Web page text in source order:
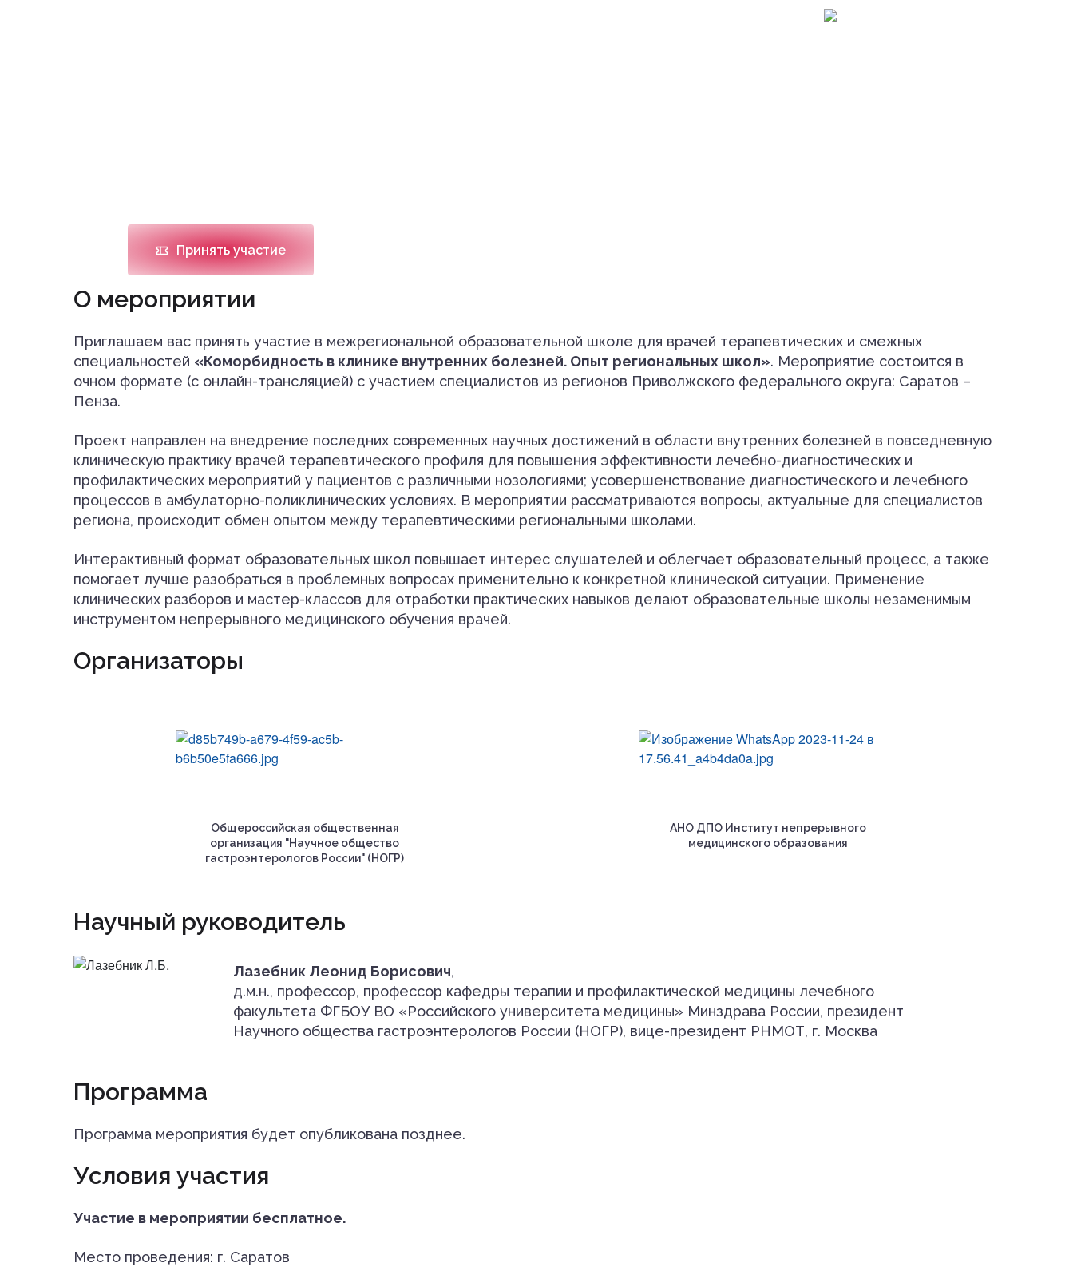
Принять участие
О мероприятии
Приглашаем вас принять участие в межрегиональной образовательной школе для врачей терапевтических и смежных
специальностей «Коморбидность в клинике внутренних болезней. Опыт региональных школ». Мероприятие состоится в
очном формате (с онлайн-трансляцией) с участием специалистов из регионов Приволжского федерального округа: Саратов –
Пенза.
Проект направлен на внедрение последних современных научных достижений в области внутренних болезней в повседневную
клиническую практику врачей терапевтического профиля для повышения эффективности лечебно-диагностических и
профилактических мероприятий у пациентов с различными нозологиями; усовершенствование диагностического и лечебного
процессов в амбулаторно-поликлинических условиях. В мероприятии рассматриваются вопросы, актуальные для специалистов
региона, происходит обмен опытом между терапевтическими региональными школами.
Интерактивный формат образовательных школ повышает интерес слушателей и облегчает образовательный процесс, а также
помогает лучше разобраться в проблемных вопросах применительно к конкретной клинической ситуации. Применение
клинических разборов и мастер-классов для отработки практических навыков делают образовательные школы незаменимым
инструментом непрерывного медицинского обучения врачей.
Организаторы
Общероссийская общественная
организация "Научное общество
гастроэнтерологов России" (НОГР)
АНО ДПО Институт непрерывного
медицинского образования
Научный руководитель
Лазебник Леонид Борисович,
д.м.н., профессор, профессор кафедры терапии и профилактической медицины лечебного
факультета ФГБОУ ВО «Российского университета медицины» Минздрава России, президент
Научного общества гастроэнтерологов России (НОГР), вице-президент РНМОТ, г. Москва
Программа
Программа мероприятия будет опубликована позднее.
Условия участия
Участие в мероприятии бесплатное.
Место проведения: г. Саратов